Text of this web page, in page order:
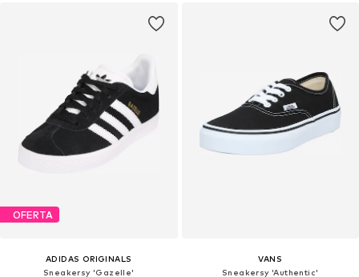
OFERTA
ADIDAS ORIGINALS
Sneakersy 'Gazelle'
VANS
Sneakersy 'Authentic'